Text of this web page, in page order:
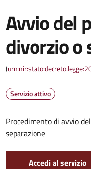
Avvio del
divorzio o
(
Servizio attivo
Procedimento di avvio
separazione
Accedi al servizio